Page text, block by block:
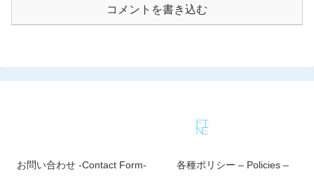
コメントを書き込む
お問い合わせ -Contact Form- 各種ポリシー – Policies –